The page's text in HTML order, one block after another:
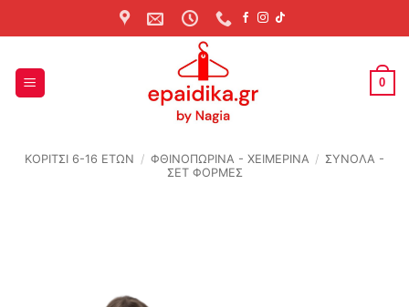
to
0
ΚΟΡΙΤΣΙ 6-16 ΕΤΩΝ / ΦΘΙΝΟΠΩΡΙΝΆ - ΧΕΙΜΕΡΙΝΆ / ΣΥΝΟΛΑ -
ΣΕΤ ΦΟΡΜΕΣ